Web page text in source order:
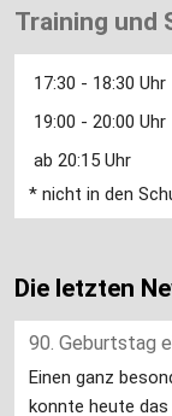
Training und
17:30 - 18:30 Uhr
19:00 - 20:00 Uhr
ab 20:15 Uhr
* nicht in den
Die letzten
Einen ganz
konnte heute das